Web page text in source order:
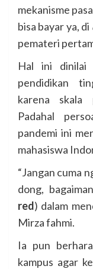
mekanisme
bisa bayar ya, di
pemateri
Hal ini dinilai
pendidikan
karena skala
Padahal
pandemi ini
mahasiswa
“Jangan cuma
dong,
red) dalam
Mirza fahmi.
Ia pun
kampus agar